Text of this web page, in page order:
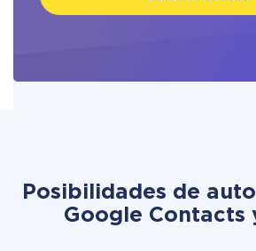
Posibilidades de
Google Contacts